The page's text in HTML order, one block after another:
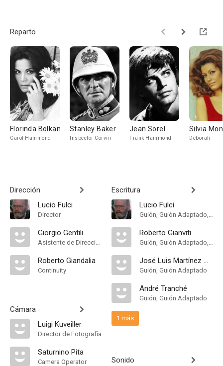
Reparto
Florinda Bolkan
Carol Hammond
Stanley Baker
Inspector Corvin
Jean Sorel
Frank Hammond
Silvia
Deborah
Dirección
Lucio Fulci
Director
Giorgio Gentili
Asistente de Dirección
Roberto Giandalia
Continuity
Cámara
Luigi Kuveiller
Director de Fotografía
Saturnino Pita
Camera Operator
Escritura
Lucio Fulci
Guión, Guión Adaptado, Historia
Roberto Gianviti
Guión, Guión Adaptado, Historia
José Luis Martínez Mollá
Guión, Guión Adaptado
André Tranché
Guión, Guión Adaptado
1 más
Sonido